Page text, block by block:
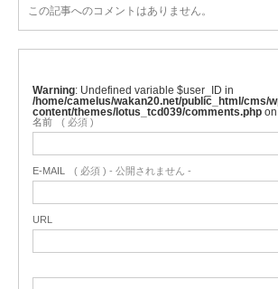
この記事へのコメントはありません。
Warning : Undefined variable $user_ID in
/home/camelus/wakan20.net/public_html/cms/
content/themes/lotus_tcd039/comments.php
名前 ( 必須 )
E-MAIL ( 必須 ) - 公開されません -
URL